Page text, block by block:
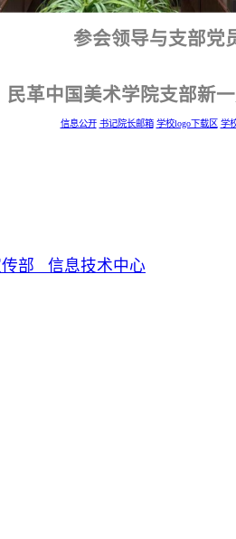
参会领导与支部党
民革中国美术学院支部新
信息公开 书记院长邮箱 学校logo下载区 学
部 信息技术中心